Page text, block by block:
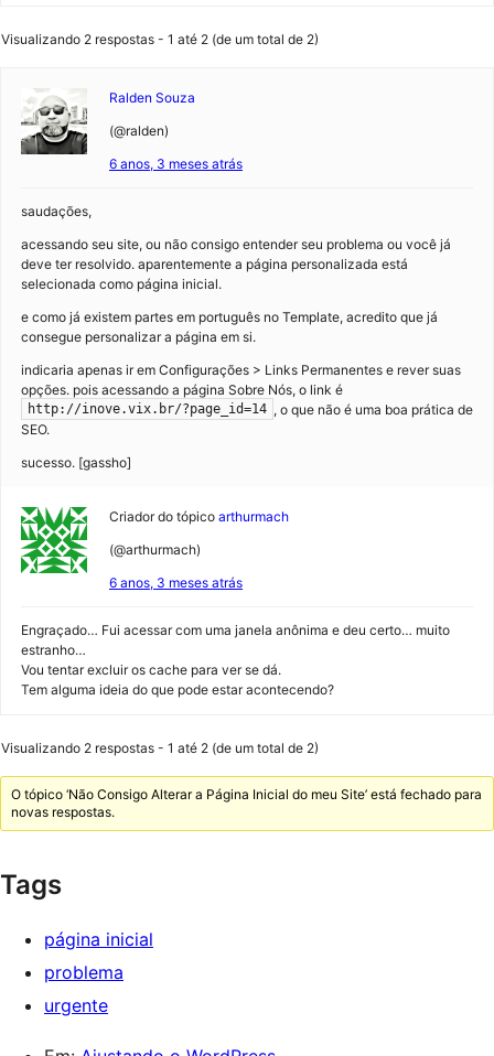
Visualizando 2 respostas - 1 até 2 (de um total de 2)
Ralden Souza
(@ralden)
6 anos, 3 meses atrás
saudações,
acessando seu site, ou não consigo entender seu problema ou você já
deve ter resolvido. aparentemente a página personalizada está
selecionada como página inicial.
e como já existem partes em português no Template, acredito que já
consegue personalizar a página em si.
indicaria apenas ir em Configurações > Links Permanentes e rever suas
opções. pois acessando a página Sobre Nós, o link é
http://inove.vix.br/?page_id=14 , o que não é uma boa prática de
SEO.
sucesso. [gassho]
Criador do tópico arthurmach
(@arthurmach)
6 anos, 3 meses atrás
Engraçado… Fui acessar com uma janela anônima e deu certo… muito
estranho…
Vou tentar excluir os cache para ver se dá.
Tem alguma ideia do que pode estar acontecendo?
Visualizando 2 respostas - 1 até 2 (de um total de 2)
O tópico ‘Não Consigo Alterar a Página Inicial do meu Site’ está fechado para
novas respostas.
Tags
página inicial
problema
urgente